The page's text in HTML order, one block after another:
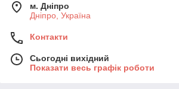
м. Дніпро
Дніпро, Україна
Контакти
Сьогодні вихідний
Показати весь графік роботи